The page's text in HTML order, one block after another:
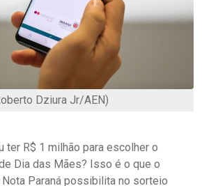
Dziura Jr/AEN)
ter R$ 1 milhão para escolher o
Dia das Mães? Isso é o que o
Nota Paraná possibilita no sorteio